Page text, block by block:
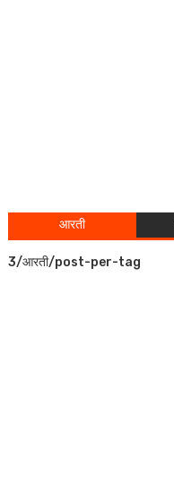
आरती
3/आरती/post-per-tag